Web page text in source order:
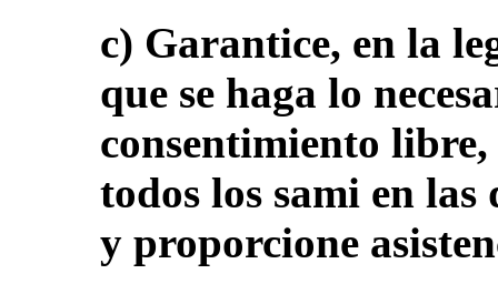
c) Garantice, en la
que se haga lo
consentimiento
todos los sami en las
y proporcione